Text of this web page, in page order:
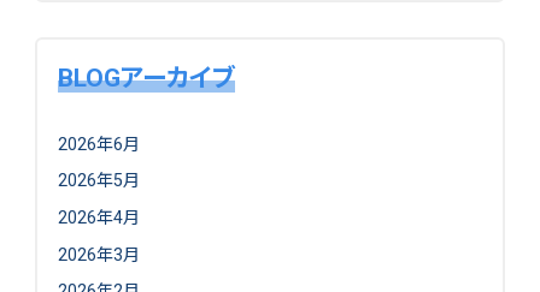
BLOGアーカイブ
2026年6月
2026年5月
2026年4月
2026年3月